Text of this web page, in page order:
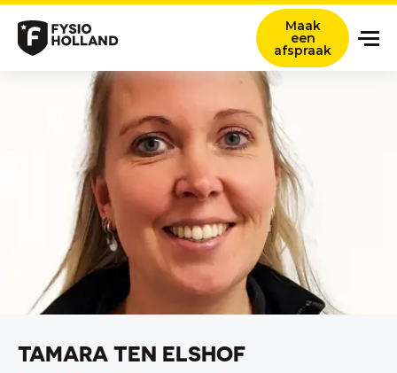
Onze zorg
Locaties
Nieuws en ervaringsverhalen
Over ons
Werken bij
Contact
Maak
een
afspraak
TAMARA TEN ELSHOF